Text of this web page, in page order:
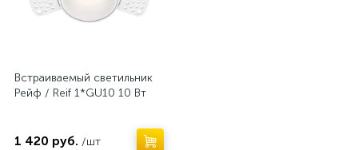
Встраиваемый светильник
Рейф / Reif 1*GU10 10 Вт
1 420 руб. /шт